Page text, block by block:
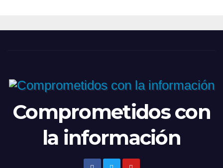
Comprometidos con
la información